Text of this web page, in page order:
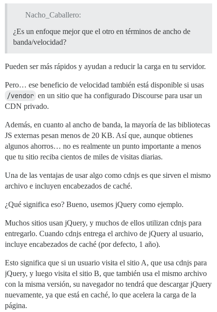
Nacho_Caballero:
¿Es un enfoque mejor que el otro en términos de ancho de
banda/velocidad?
Pueden ser más rápidos y ayudan a reducir la carga en tu servidor.
Pero… ese beneficio de velocidad también está disponible si usas
/vendor en un sitio que ha configurado Discourse para usar un
CDN privado.
Además, en cuanto al ancho de banda, la mayoría de las bibliotecas
JS externas pesan menos de 20 KB. Así que, aunque obtienes
algunos ahorros… no es realmente un punto importante a menos
que tu sitio reciba cientos de miles de visitas diarias.
Una de las ventajas de usar algo como cdnjs es que sirven el mismo
archivo e incluyen encabezados de caché.
¿Qué significa eso? Bueno, usemos jQuery como ejemplo.
Muchos sitios usan jQuery, y muchos de ellos utilizan cdnjs para
entregarlo. Cuando cdnjs entrega el archivo de jQuery al usuario,
incluye encabezados de caché (por defecto, 1 año).
Esto significa que si un usuario visita el sitio A, que usa cdnjs para
jQuery, y luego visita el sitio B, que también usa el mismo archivo
con la misma versión, su navegador no tendrá que descargar jQuery
nuevamente, ya que está en caché, lo que acelera la carga de la
página.